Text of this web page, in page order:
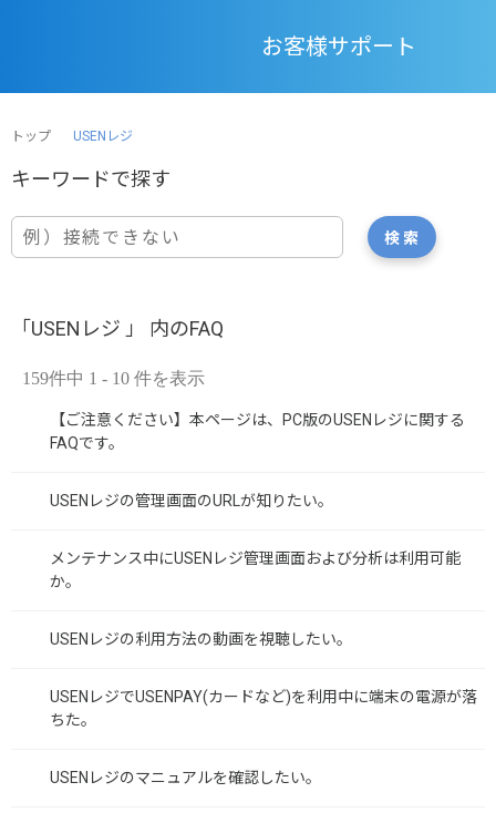
お客様サポート
トップ USENレジ
「USENレジ 」 内のFAQ
159件中 1 - 10 件を表示
【ご注意ください】本ページは、PC版のUSENレジに関する
FAQです。
USENレジの管理画面のURLが知りたい。
メンテナンス中にUSENレジ管理画面および分析は利用可能
か。
USENレジの利用方法の動画を視聴したい。
USENレジでUSENPAY(カードなど)を利用中に端末の電源が落
ちた。
USENレジのマニュアルを確認したい。